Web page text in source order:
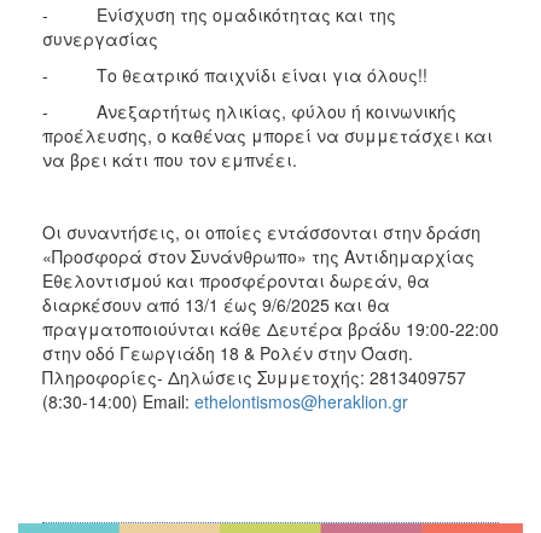
- Ενίσχυση της ομαδικότητας και της
συνεργασίας
- Το θεατρικό παιχνίδι είναι για όλους!!
- Ανεξαρτήτως ηλικίας, φύλου ή κοινωνικής
προέλευσης, ο καθένας μπορεί να συμμετάσχει και
να βρει κάτι που τον εμπνέει.
Οι συναντήσεις, οι οποίες εντάσσονται στην δράση
«Προσφορά στον Συνάνθρωπο» της Αντιδημαρχίας
Εθελοντισμού και προσφέρονται δωρεάν, θα
διαρκέσουν από 13/1 έως 9/6/2025 και θα
πραγματοποιούνται κάθε Δευτέρα βράδυ 19:00-22:00
στην οδό Γεωργιάδη 18 & Ρολέν στην Όαση.
Πληροφορίες- Δηλώσεις Συμμετοχής: 2813409757
(8:30-14:00) Email: ethelontismos@heraklion.gr